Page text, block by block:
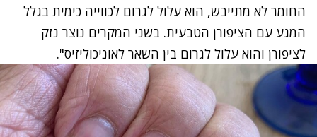
החומר לא מתייבש, הוא עלול לגרום לכווייה כימית בגלל
המגע עם הציפורן הטבעית. בשני המקרים נוצר נזק
לציפורן והוא עלול לגרום בין השאר לאוניכוליזיס".